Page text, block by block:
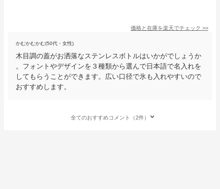
価格と在庫を楽天でチェック >>
かむかむかむ(50代・女性)
木目調の蓋がお洒落なステンレスボトルはいかがでしょうか
。フォントやデザインを３種類から選んで日本語で名入れを
してもらうことができます。広い口径で氷も入れやすいので
おすすめします。
全てのおすすめコメント（2件）